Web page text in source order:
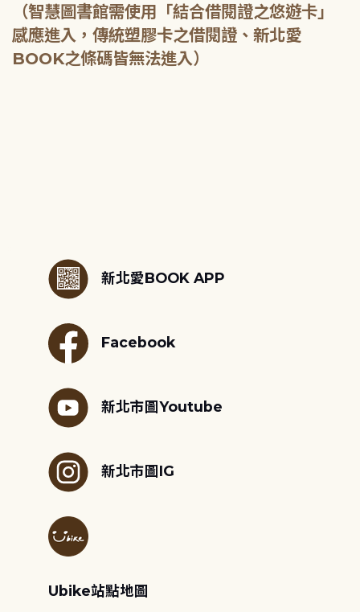
（智慧圖書館需使用「結合借閱證之悠遊卡」
感應進入，傳統塑膠卡之借閱證、新北愛
BOOK之條碼皆無法進入）
新北愛BOOK APP
Facebook
新北市圖Youtube
新北市圖IG
Ubike站點地圖